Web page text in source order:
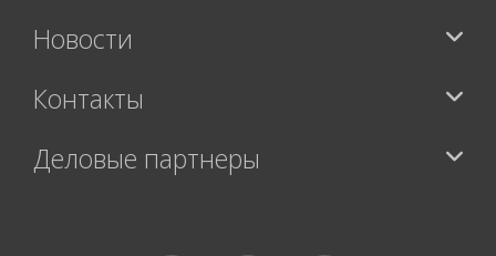
Новости
Контакты
Деловые партнеры